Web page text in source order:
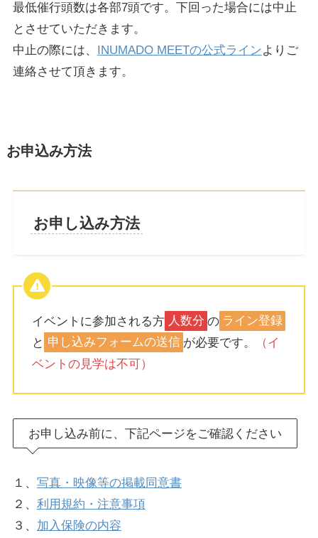
最低催行頭数は各部7頭です。下回った場合には中止
とさせていただきます。
中止の際には、
INUMADO MEETの公式ラインよりご
連絡させて頂きます。
お申込み方法
お申し込み方法
イベントに参加される方 人数分 の ライン登録
と 申し込みフォームの送信 が必要です。
（イ
ベントの見学は不可）
お申し込み前に、下記ページをご確認ください
１、 写真・映像等の掲載同意書
２、 利用規約・注意事項
３、 加入保険の内容